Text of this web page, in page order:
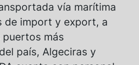
vía marítima
de import y export, a
más
país, Algeciras y